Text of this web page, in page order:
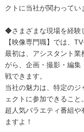
クトに当社が関わってい
◆さまざまな現場を経験
【映像専門職】では、
最初は、アシスタント業
がら、企画・撮影・編
戦できます。
当社の魅力は、特定の
ェクトに参加できること。
超人気バラエティ番組や
ますよ！